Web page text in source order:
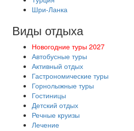
Шри-Ланка
Виды отдыха
Новогодние туры 2027
Автобусные туры
Активный отдых
Гастрономические туры
Горнолыжные туры
Гостиницы
Детский отдых
Речные круизы
Лечение